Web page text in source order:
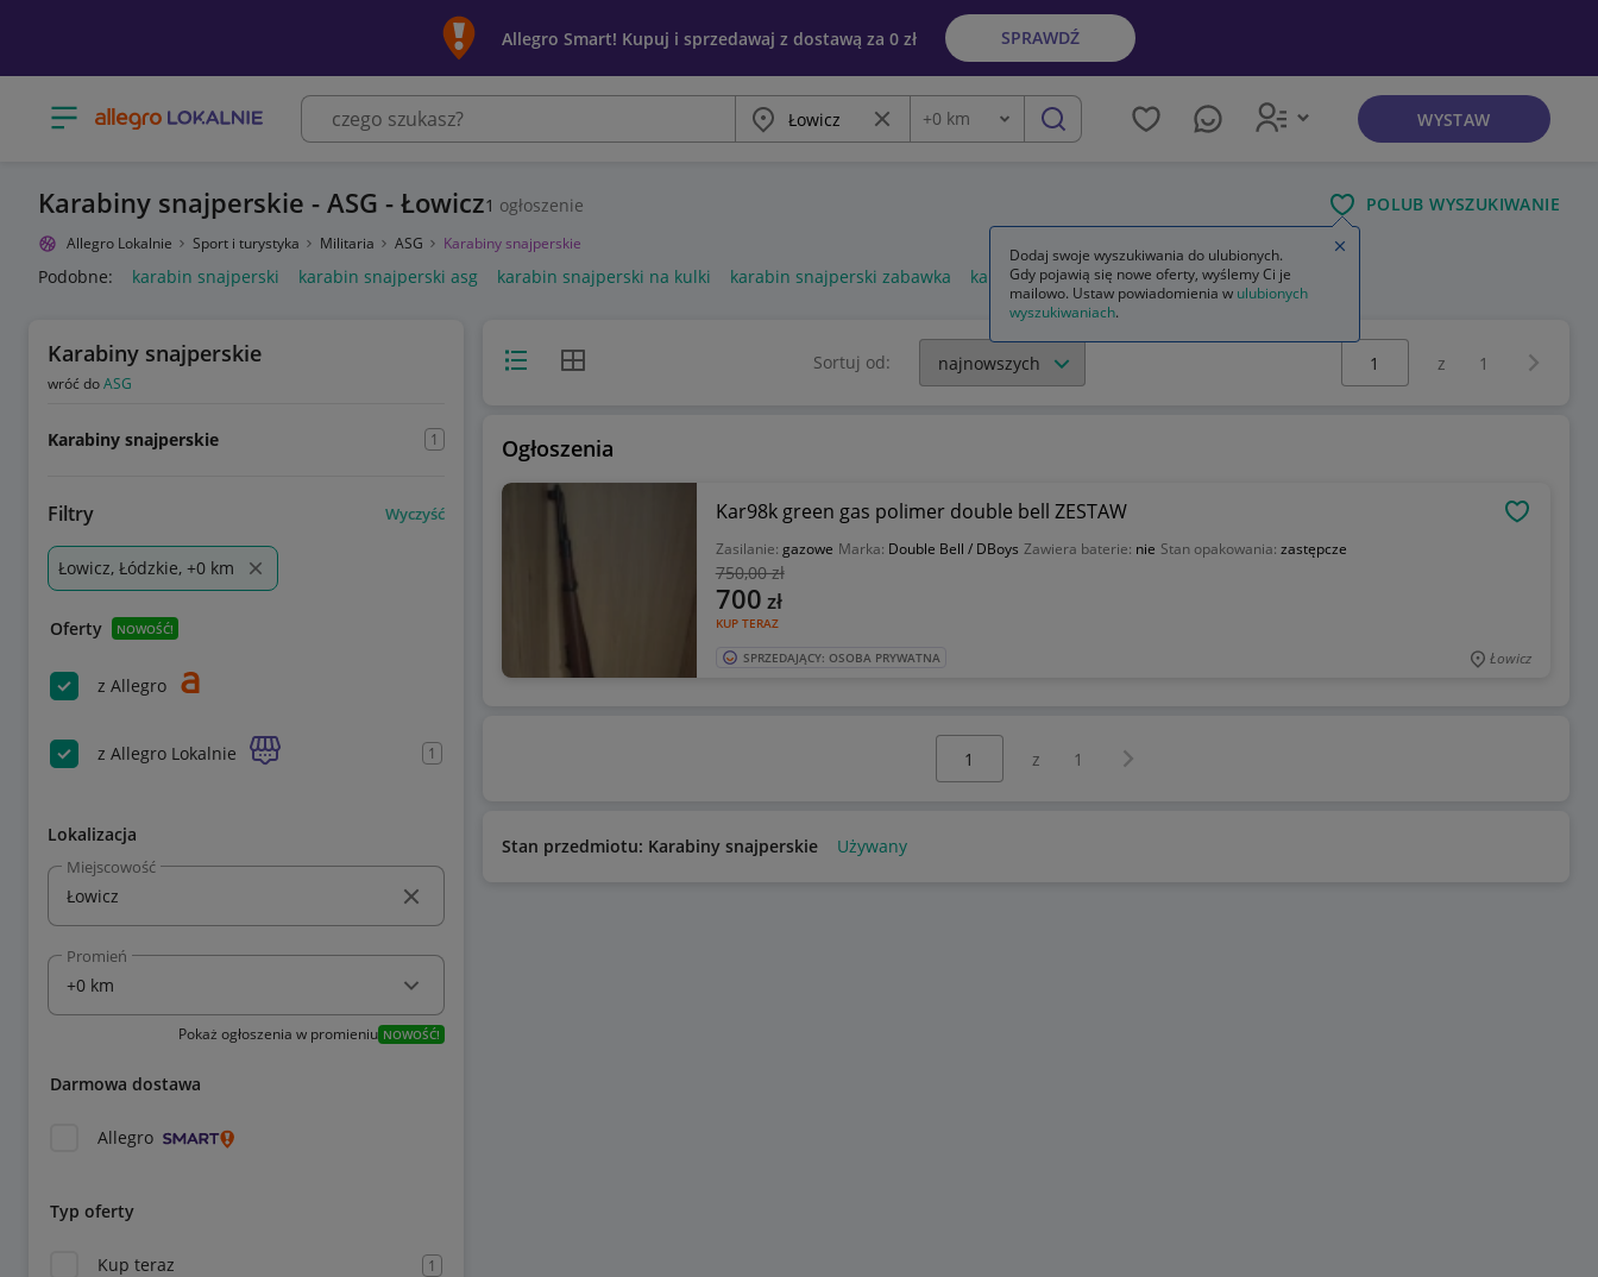
Allegro Smart! Kupuj i sprzedawaj z dostawą za 0 zł SPRAWDŹ
Otwórz menu z kategoriami Miasto Wyczyść frazę
Odległość
+0 km szukaj WYSTAW
Karabiny snajperskie - ASG - Łowicz1 ogłoszenie POLUB WYSZUKIWANIE
Allegro Lokalnie Sport i turystyka Militaria ASG Karabiny snajperskie
Podobne: karabin snajperski karabin snajperski asg karabin snajperski na kulki karabin snajperski zabawka karabin snajperski na kulki żelowe
Karabiny snajperskie
wróć doASG
Karabiny snajperskie 1
Filtry Wyczyść
Łowicz, Łódzkie, +0 km
Oferty NOWOŚĆ!
z Allegro
z Allegro Lokalnie 1
Lokalizacja
Miejscowość
Promień
Pokaż ogłoszenia w promieniu NOWOŚĆ!
Darmowa dostawa
Allegro
Typ oferty
Kup teraz 1
Widok listyWidok siatki Sortuj od:
Wybierz stronę:
z 1
Ogłoszenia
Kar98k green gas polimer double bell ZESTAW
Zasilanie: gazowe Marka: Double Bell / DBoys Zawiera baterie: nie Stan opakowania: zastępcze
750,00 zł
KUP TERAZ
700 zł
SPRZEDAJĄCY: OSOBA PRYWATNA Łowicz
z 1 Następna strona
Stan przedmiotu: Karabiny snajperskie Używany
Dodaj swoje wyszukiwania do ulubionych.
Gdy pojawią się nowe oferty, wyślemy Ci je
mailowo. Ustaw powiadomienia w ulubionych
wyszukiwaniach.
Zamknij wskazówkę